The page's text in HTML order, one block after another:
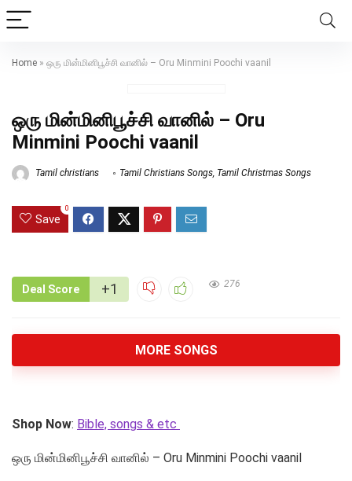
Home » ஒரு மின்மினிபூச்சி வானில் – Oru Minmini Poochi vaanil
ஒரு மின்மினிபூச்சி வானில் – Oru
Minmini Poochi vaanil
Tamil christians Tamil Christians Songs, Tamil Christmas Songs
Save
0
Deal Score +1 276
MORE SONGS
Shop Now: Bible, songs & etc
ஒரு மின்மினிபூச்சி வானில் – Oru Minmini Poochi vaanil